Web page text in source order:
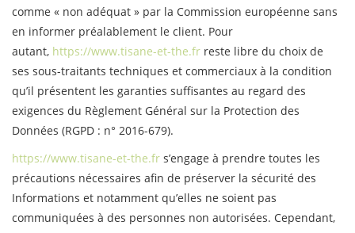
comme « non adéquat » par la Commission européenne sans
en informer préalablement le client. Pour
autant, https://www.tisane-et-the.fr reste libre du choix de
ses sous-traitants techniques et commerciaux à la condition
qu’il présentent les garanties suffisantes au regard des
exigences du Règlement Général sur la Protection des
Données (RGPD : n° 2016-679).
https://www.tisane-et-the.fr s’engage à prendre toutes les
précautions nécessaires afin de préserver la sécurité des
Informations et notamment qu’elles ne soient pas
communiquées à des personnes non autorisées. Cependant,